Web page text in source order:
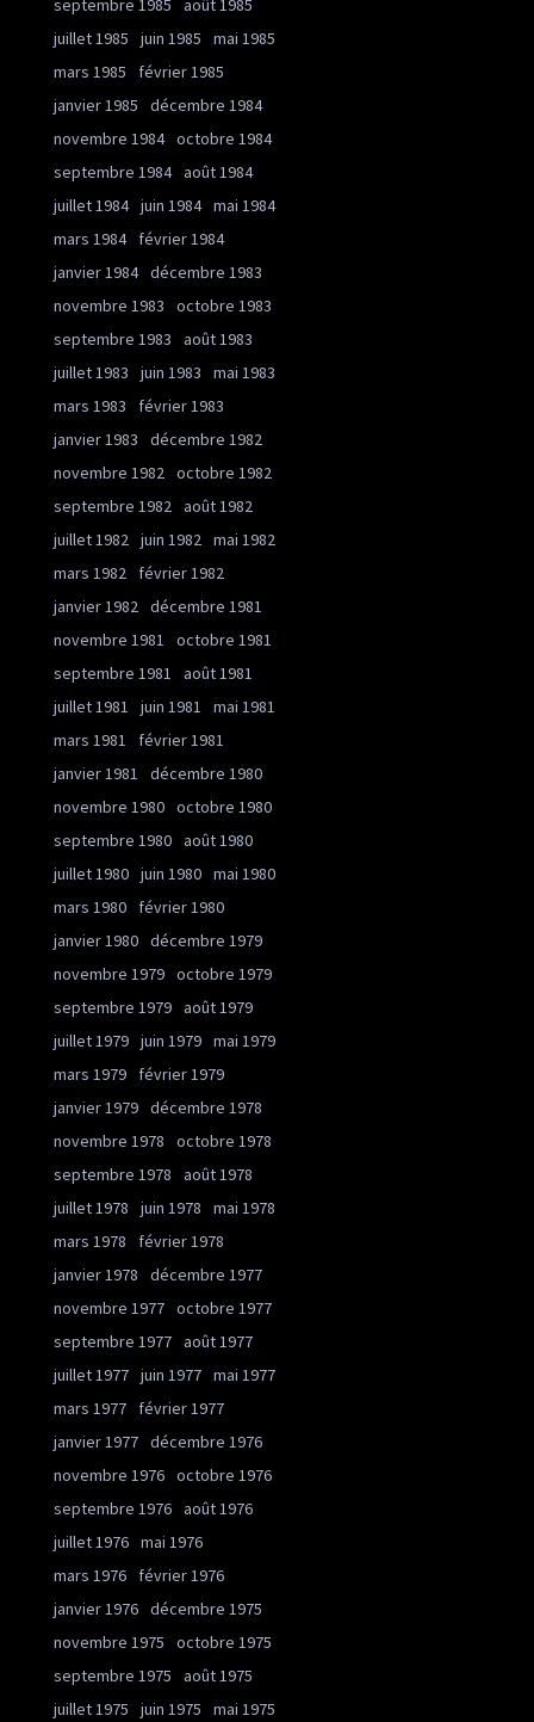
septembre 1985
août 1985
juillet 1985
juin 1985
mai 1985
mars 1985
février 1985
janvier 1985
décembre 1984
novembre 1984 octobre 1984
septembre 1984 août 1984
juillet 1984 juin 1984 mai 1984
mars 1984
février 1984
janvier 1984 décembre 1983
novembre 1983
octobre 1983
septembre 1983
août 1983
juillet 1983
juin 1983
mai 1983
mars 1983
février 1983
janvier 1983
décembre 1982
novembre 1982 octobre 1982
septembre 1982 août 1982
juillet 1982 juin 1982 mai 1982
mars 1982
février 1982
janvier 1982 décembre 1981
novembre 1981
octobre 1981
septembre 1981
août 1981
juillet 1981
juin 1981
mai 1981
mars 1981
février 1981
janvier 1981
décembre 1980
novembre 1980 octobre 1980
septembre 1980 août 1980
juillet 1980 juin 1980 mai 1980
mars 1980
février 1980
janvier 1980 décembre 1979
novembre 1979 octobre 1979
septembre 1979 août 1979
juillet 1979 juin 1979 mai 1979
mars 1979
février 1979
janvier 1979 décembre 1978
novembre 1978
octobre 1978
septembre 1978
août 1978
juillet 1978
juin 1978
mai 1978
mars 1978
février 1978
janvier 1978
décembre 1977
novembre 1977 octobre 1977
septembre 1977 août 1977
juillet 1977 juin 1977 mai 1977
mars 1977
février 1977
janvier 1977 décembre 1976
novembre 1976 octobre 1976
septembre 1976 août 1976
juillet 1976 mai 1976
mars 1976
février 1976
janvier 1976 décembre 1975
novembre 1975
octobre 1975
septembre 1975
août 1975
juillet 1975
juin 1975
mai 1975